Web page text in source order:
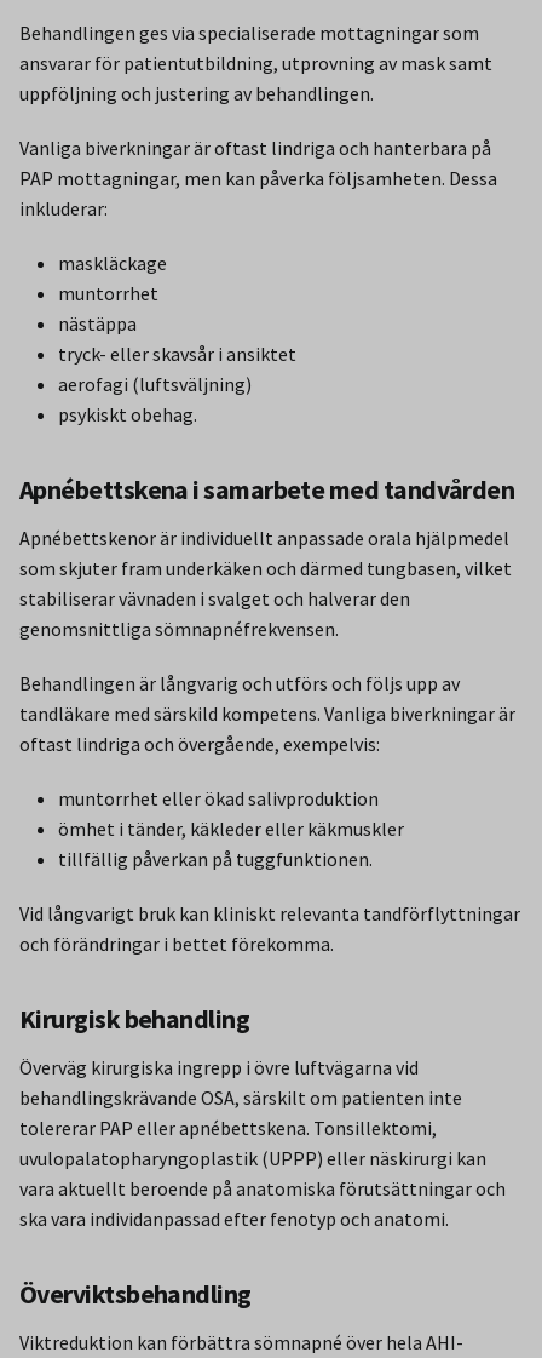
Behandlingen ges via specialiserade mottagningar som
ansvarar för patientutbildning, utprovning av mask samt
uppföljning och justering av behandlingen.
Vanliga biverkningar är oftast lindriga och hanterbara på
PAP mottagningar, men kan påverka följsamheten. Dessa
inkluderar:
maskläckage
muntorrhet
nästäppa
tryck- eller skavsår i ansiktet
aerofagi (luftsväljning)
psykiskt obehag.
Apnébettskena i samarbete med tandvården
Apnébettskenor är individuellt anpassade orala hjälpmedel
som skjuter fram underkäken och därmed tungbasen, vilket
stabiliserar vävnaden i svalget och halverar den
genomsnittliga sömnapnéfrekvensen.
Behandlingen är långvarig och utförs och följs upp av
tandläkare med särskild kompetens. Vanliga biverkningar är
oftast lindriga och övergående, exempelvis:
muntorrhet eller ökad salivproduktion
ömhet i tänder, käkleder eller käkmuskler
tillfällig påverkan på tuggfunktionen.
Vid långvarigt bruk kan kliniskt relevanta tandförflyttningar
och förändringar i bettet förekomma.
Kirurgisk behandling
Överväg kirurgiska ingrepp i övre luftvägarna vid
behandlingskrävande OSA, särskilt om patienten inte
tolererar PAP eller apnébettskena. Tonsillektomi,
uvulopalatopharyngoplastik (UPPP) eller näskirurgi kan
vara aktuellt beroende på anatomiska förutsättningar och
ska vara individanpassad efter fenotyp och anatomi.
Överviktsbehandling
Viktreduktion kan förbättra sömnapné över hela AHI-